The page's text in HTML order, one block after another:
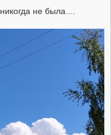
никогда не была....